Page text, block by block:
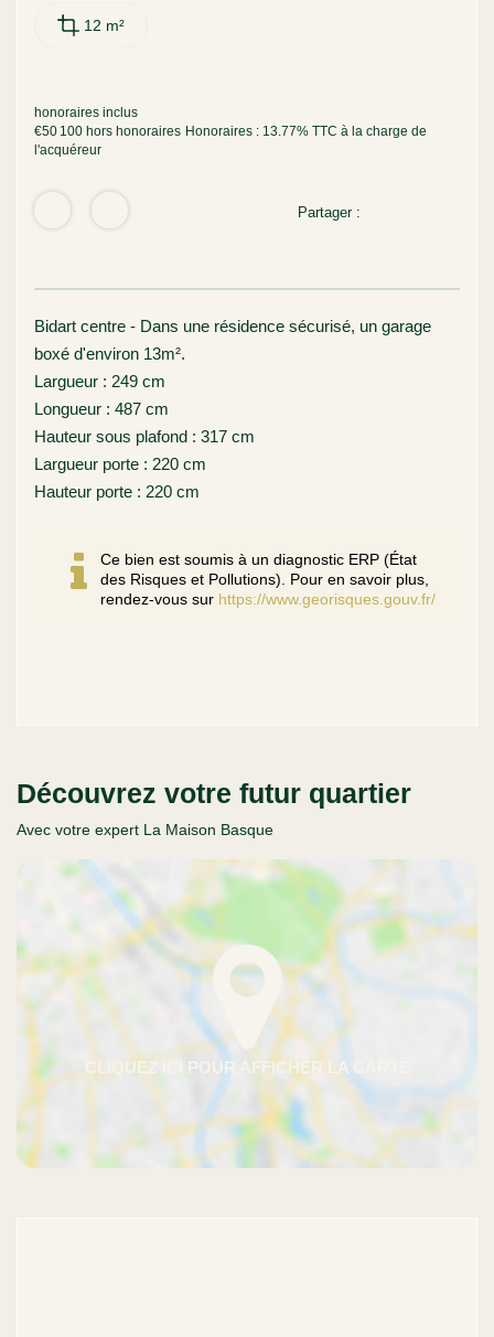
12 m²
honoraires inclus
€50 100 hors honoraires Honoraires : 13.77% TTC à la charge de
l'acquéreur
Partager :
Bidart centre - Dans une résidence sécurisé, un garage
boxé d'environ 13m².
Largueur : 249 cm
Longueur : 487 cm
Hauteur sous plafond : 317 cm
Largueur porte : 220 cm
Hauteur porte : 220 cm
Ce bien est soumis à un diagnostic ERP (État
des Risques et Pollutions). Pour en savoir plus,
rendez-vous sur https://www.georisques.gouv.fr/
Découvrez votre futur quartier
Avec votre expert La Maison Basque